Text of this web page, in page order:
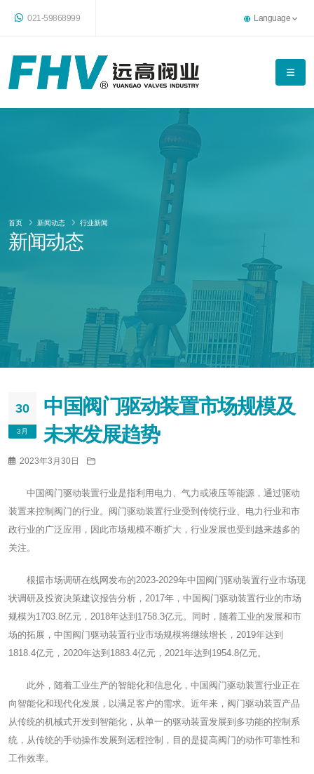
021-59868999 Language
新闻动态
首页 新闻动态 行业新闻
30
3月
中国阀门驱动装置市场规模及
未来发展趋势
2023年3月30日
中国阀门驱动装置行业是指利用电力、气力或液压等能源，通过驱动
装置来控制阀门的行业。阀门驱动装置行业受到传统行业、电力行业和市
政行业的广泛应用，因此市场规模不断扩大，行业发展也受到越来越多的
关注。
根据市场调研在线网发布的2023-2029年中国阀门驱动装置行业市场现
状调研及投资决策建议报告分析，2017年，中国阀门驱动装置行业的市场
规模为1703.8亿元，2018年达到1758.3亿元。同时，随着工业的发展和市
场的拓展，中国阀门驱动装置行业市场规模将继续增长，2019年达到
1818.4亿元，2020年达到1883.4亿元，2021年达到1954.8亿元。
此外，随着工业生产的智能化和信息化，中国阀门驱动装置行业正在
向智能化和现代化发展，以满足客户的需求。近年来，阀门驱动装置产品
从传统的机械式开发到智能化，从单一的驱动装置发展到多功能的控制系
统，从传统的手动操作发展到远程控制，目的是提高阀门的动作可靠性和
工作效率。